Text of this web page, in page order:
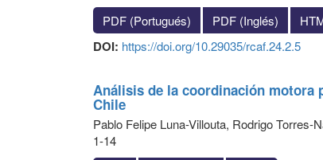
PDF (Portugués)
PDF (Inglés)
DOI: https://doi.org/10.29035/rcaf.24.2.5
Análisis de la coordinación motora
Chile
Pablo Felipe Luna-Villouta, Rodrigo
1-14